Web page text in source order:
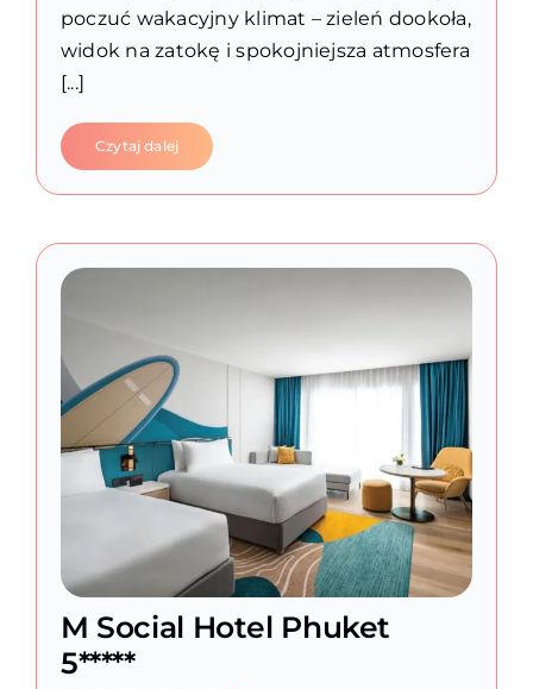
poczuć wakacyjny klimat – zieleń dookoła,
widok na zatokę i spokojniejsza atmosfera
[...]
Czytaj dalej
M Social Hotel Phuket
5*****